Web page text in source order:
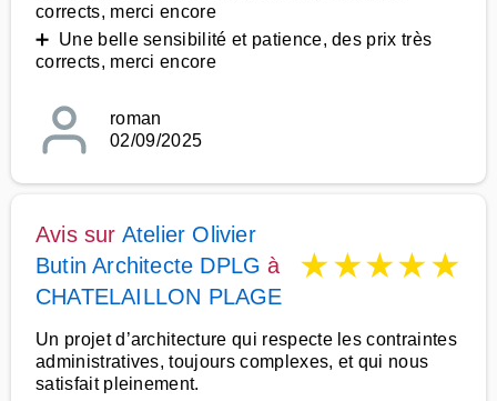
corrects, merci encore
➕ Une belle sensibilité et patience, des prix très
corrects, merci encore
roman
02/09/2025
Avis sur Atelier Olivier
Butin Architecte DPLG à
CHATELAILLON PLAGE
★★★★★
Un projet d’architecture qui respecte les contraintes
administratives, toujours complexes, et qui nous
satisfait pleinement.